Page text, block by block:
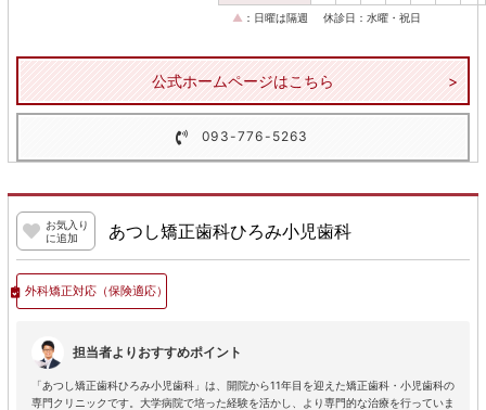
▲ ：日曜は隔週 休診日：水曜・祝日
公式ホームページはこちら
093-776-5263
お気入り
に追加
あつし矯正歯科ひろみ小児歯科
外科矯正対応（保険適応）
担当者よりおすすめポイント
「あつし矯正歯科ひろみ小児歯科」は、開院から11年目を迎えた矯正歯科・小児歯科の
専門クリニックです。大学病院で培った経験を活かし、より専門的な治療を行っていま